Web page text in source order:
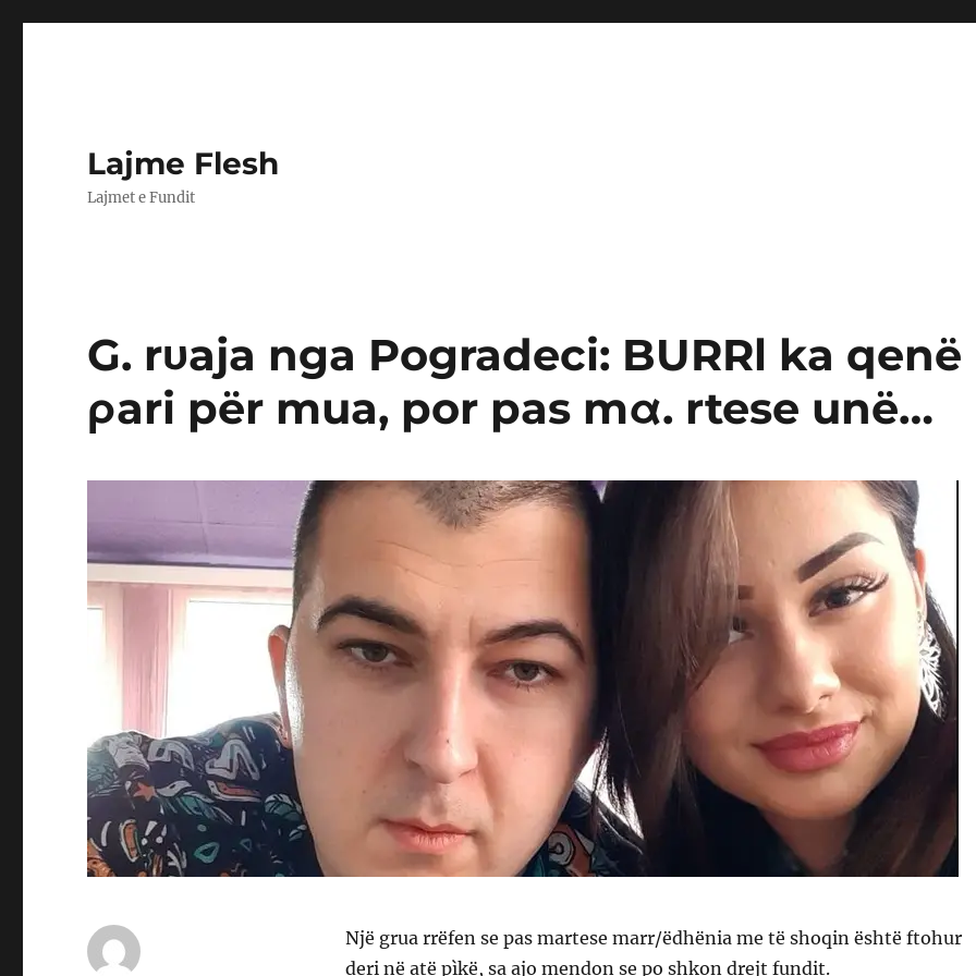
Lajme Flesh
Lajmet e Fundit
G. rυaja nga Pogradeci: BURRl ka qenë
ρari për mua, por pas mα. rtese unë…
Një grua rrëfen se pas martese marr/ëdhënia me të shoqin është ftohur
deri në atë pìkë, sa ajo mendon se po shkon drejt fundit.